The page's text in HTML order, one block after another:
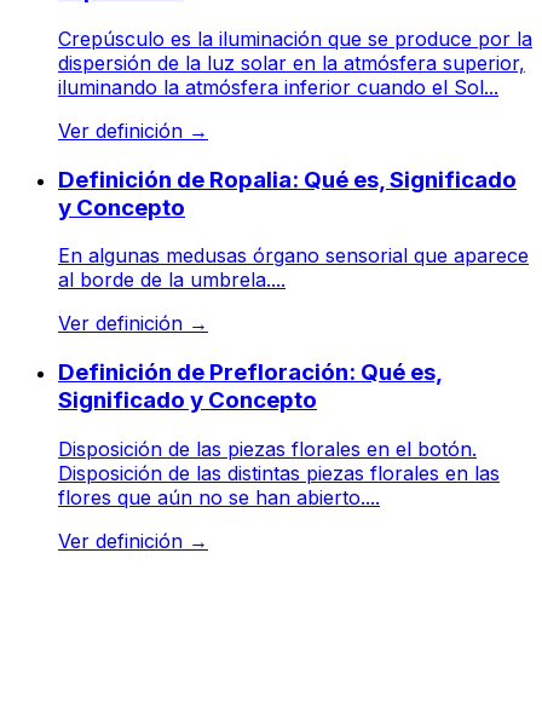
Crepúsculo es la iluminación que se produce por la
dispersión de la luz solar en la atmósfera superior,
iluminando la atmósfera inferior cuando el Sol...
Ver definición →
Definición de Ropalia: Qué es, Significado
y Concepto
En algunas medusas órgano sensorial que aparece
al borde de la umbrela....
Ver definición →
Definición de Prefloración: Qué es,
Significado y Concepto
Disposición de las piezas florales en el botón.
Disposición de las distintas piezas florales en las
flores que aún no se han abierto....
Ver definición →